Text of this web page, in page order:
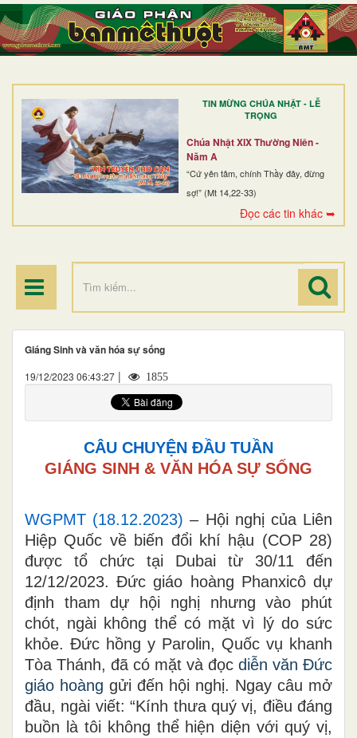
TIN MỪNG CHÚA NHẬT - LỄ
TRỌNG
Chúa Nhật XIX Thường Niên -
Năm A
“Cứ yên tâm, chính Thầy đây, đừng
sợ!” (Mt 14,22-33)
Đọc các tin khác ➥
TRANG NHẤT
GIỚI THIỆU
DÒNG TU
BAN MỤC VỤ
ĐOÀN THỂ CG
Giáng Sinh và văn hóa sự sống
19/12/2023 06:43:27 | 1855
CÂU CHUYỆN ĐẦU TUẦN
GIÁNG SINH & VĂN HÓA SỰ SỐNG
WGPMT (18.12.2023) – Hội nghị của Liên
Hiệp Quốc về biến đổi khí hậu (COP 28)
được tổ chức tại Dubai từ 30/11 đến
12/12/2023. Đức giáo hoàng Phanxicô dự
định tham dự hội nghị nhưng vào phút
chót, ngài không thể có mặt vì lý do sức
khỏe. Đức hồng y Parolin, Quốc vụ khanh
Tòa Thánh, đã có mặt và đọc diễn văn Đức
giáo hoàng gửi đến hội nghị. Ngay câu mở
đầu, ngài viết: “Kính thưa quý vị, điều đáng
buồn là tôi không thể hiện diện với quý vị,